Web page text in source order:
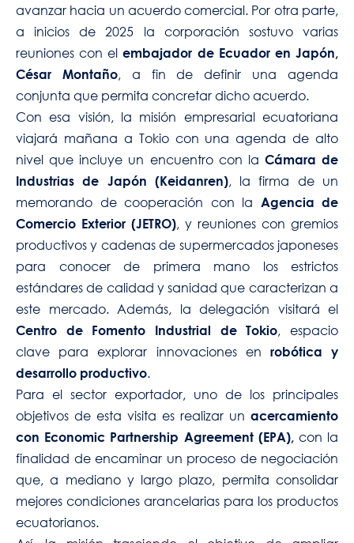
avanzar hacia un acuerdo comercial. Por otra parte,
a inicios de 2025 la corporación sostuvo varias
reuniones con elembajador de Ecuador en Japón,
César Montaño, a fin de definir una agenda
conjunta que permita concretar dicho acuerdo.
Con esa visión, la misión empresarial ecuatoriana
viajará mañana a Tokio con una agenda de alto
nivel que incluye un encuentro con la Cámara de
Industrias de Japón (Keidanren), la firma de un
memorando de cooperación con la
Agencia de
Comercio Exterior (JETRO), y reuniones con gremios
productivos y cadenas de supermercados japoneses
para conocer de primera mano los estrictos
estándares de calidad y sanidad que caracterizan a
este mercado. Además, la delegación visitará el
Centro de Fomento Industrial de Tokio, espacio
clave para explorar innovaciones en robótica y
desarrollo productivo.
Para el sector exportador, uno de los principales
objetivos de esta visita es realizar un acercamiento
con Economic Partnership Agreement (EPA),con la
finalidad de encaminar un proceso de negociación
que, a mediano y largo plazo, permita consolidar
mejores condiciones arancelarias para los productos
ecuatorianos.